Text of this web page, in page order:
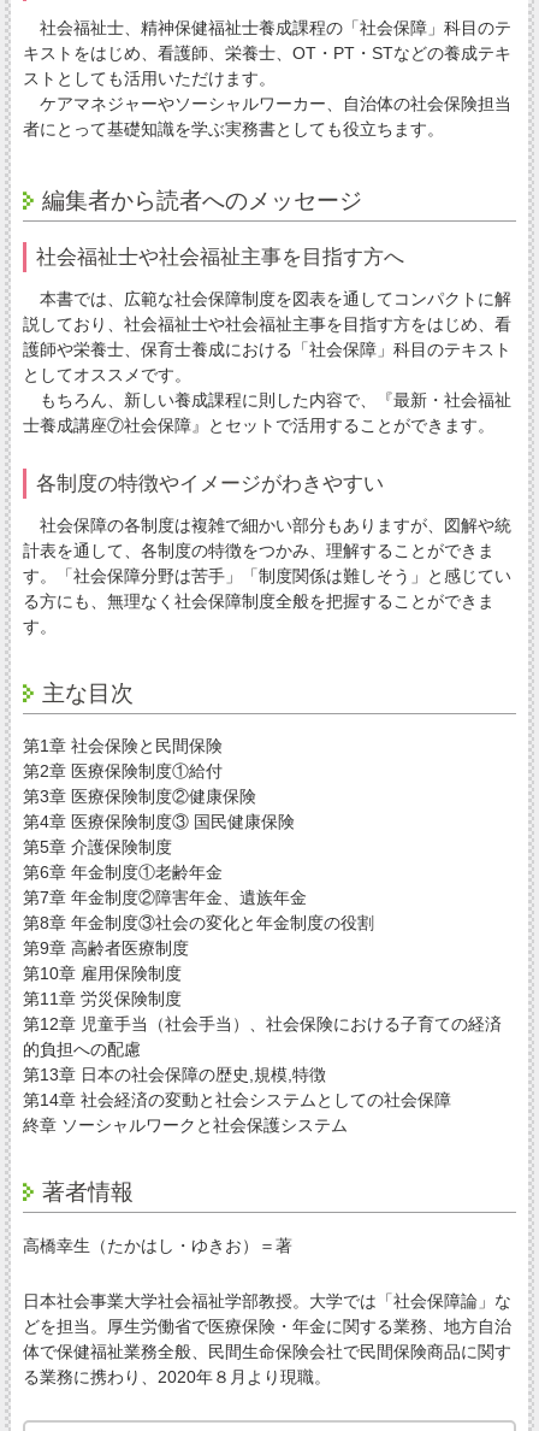
社会福祉士、精神保健福祉士養成課程の「社会保障」科目のテ
キストをはじめ、看護師、栄養士、OT・PT・STなどの養成テキ
ストとしても活用いただけます。
ケアマネジャーやソーシャルワーカー、自治体の社会保険担当
者にとって基礎知識を学ぶ実務書としても役立ちます。
編集者から読者へのメッセージ
社会福祉士や社会福祉主事を目指す方へ
本書では、広範な社会保障制度を図表を通してコンパクトに解
説しており、社会福祉士や社会福祉主事を目指す方をはじめ、看
護師や栄養士、保育士養成における「社会保障」科目のテキスト
としてオススメです。
もちろん、新しい養成課程に則した内容で、『最新・社会福祉
士養成講座⑦社会保障』とセットで活用することができます。
各制度の特徴やイメージがわきやすい
社会保障の各制度は複雑で細かい部分もありますが、図解や統
計表を通して、各制度の特徴をつかみ、理解することができま
す。「社会保障分野は苦手」「制度関係は難しそう」と感じてい
る方にも、無理なく社会保障制度全般を把握することができま
す。
主な目次
第1章 社会保険と民間保険
第2章 医療保険制度①給付
第3章 医療保険制度②健康保険
第4章 医療保険制度③ 国民健康保険
第5章 介護保険制度
第6章 年金制度①老齢年金
第7章 年金制度②障害年金、遺族年金
第8章 年金制度③社会の変化と年金制度の役割
第9章 高齢者医療制度
第10章 雇用保険制度
第11章 労災保険制度
第12章 児童手当（社会手当）、社会保険における子育ての経済
的負担への配慮
第13章 日本の社会保障の歴史,規模,特徴
第14章 社会経済の変動と社会システムとしての社会保障
終章 ソーシャルワークと社会保護システム
著者情報
高橋幸生（たかはし・ゆきお）＝著
日本社会事業大学社会福祉学部教授。大学では「社会保障論」な
どを担当。厚生労働省で医療保険・年金に関する業務、地方自治
体で保健福祉業務全般、民間生命保険会社で民間保険商品に関す
る業務に携わり、2020年８月より現職。